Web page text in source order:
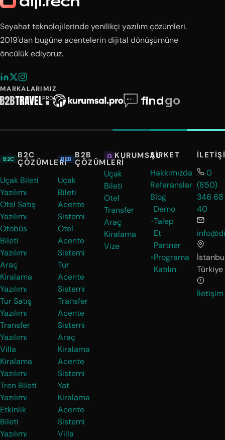
Seyahat teknolojilerinde yenilikçi yazılım çözümleri.
2019'dan bugüne acentelerin dijital dönüşümüne
öncülük ediyoruz.
MARKALARIMIZ
B2C B2C
ÇÖZÜMLERI
Uçak Bileti
Yazılımı
Otel Satış
Yazılımı
Otobüs
Bileti
Yazılımı
Araç
Kiralama
Yazılımı
Tur Satış
Yazılımı
Transfer
Yazılımı
Villa
Kiralama
Yazılımı
Tren Bileti
Yazılımı
Etkinlik
Bileti
Yazılımı
B2B B2B
ÇÖZÜMLERI
Uçak
Bileti
Acente
Sistemi
Otel
Acente
Sistemi
Tur
Acente
Sistemi
Transfer
Acente
Sistemi
Araç
Kiralama
Acente
Sistemi
Yat
Kiralama
Acente
Sistemi
Villa
KURUMSAL
Uçak
Bileti
Otel
Transfer
Araç
Kiralama
Vize
ŞIRKET
Hakkımızda
Referanslar
Blog
Demo
Talep
Et
Partner
Programa
Katılın
0
(850)
346 68
40
Türkiye
İletişim